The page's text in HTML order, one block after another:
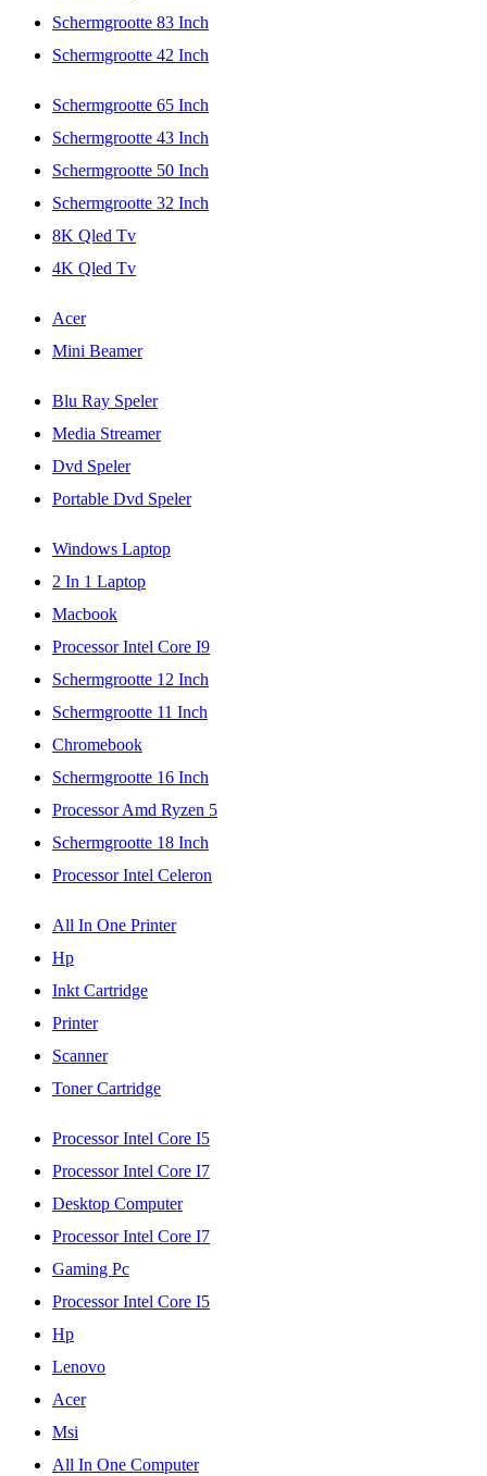
Schermgrootte 83 Inch
Schermgrootte 42 Inch
Schermgrootte 65 Inch
Schermgrootte 43 Inch
Schermgrootte 50 Inch
Schermgrootte 32 Inch
8K Qled Tv
4K Qled Tv
Acer
Mini Beamer
Blu Ray Speler
Media Streamer
Dvd Speler
Portable Dvd Speler
Windows Laptop
2 In 1 Laptop
Macbook
Processor Intel Core I9
Schermgrootte 12 Inch
Schermgrootte 11 Inch
Chromebook
Schermgrootte 16 Inch
Processor Amd Ryzen 5
Schermgrootte 18 Inch
Processor Intel Celeron
All In One Printer
Hp
Inkt Cartridge
Printer
Scanner
Toner Cartridge
Processor Intel Core I5
Processor Intel Core I7
Desktop Computer
Processor Intel Core I7
Gaming Pc
Processor Intel Core I5
Hp
Lenovo
Acer
Msi
All In One Computer